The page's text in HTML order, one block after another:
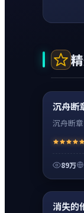
超清4K
动作
沉舟断
沉舟断
奏紧凑、
89万
超清4K
爱情
消失的